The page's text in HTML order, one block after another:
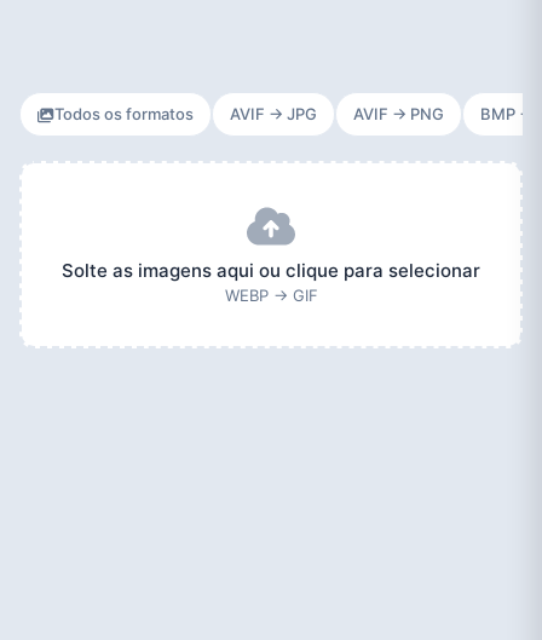
Todos os formatos AVIF → JPG AVIF → PNG BMP →
Solte as imagens aqui ou clique para selecionar
WEBP → GIF